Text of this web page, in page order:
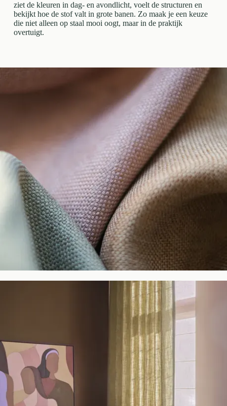
ziet de kleuren in dag- en avondlicht, voelt de structuren en
bekijkt hoe de stof valt in grote banen. Zo maak je een keuze
die niet alleen op staal mooi oogt, maar in de praktijk
overtuigt.